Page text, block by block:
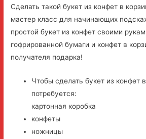
Сделать такой букет из конфет в
мастер класс для начинающих
простой букет из конфет своими
гофрированной бумаги и конфет в
получателя подарка!
Чтобы сделать букет из конфет
потребуется:
картонная коробка
конфеты
ножницы